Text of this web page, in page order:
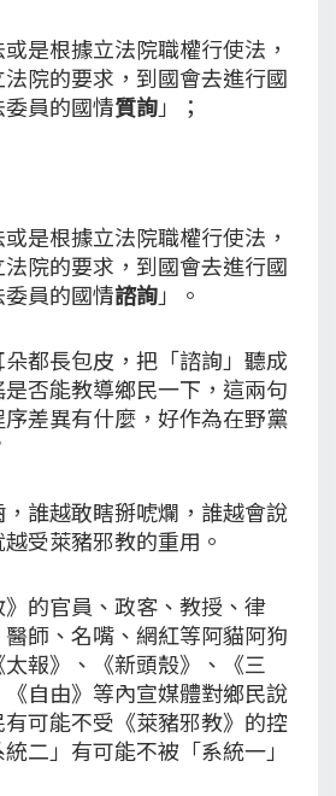
或是根據立法院職權行使法，
院的要求，到國會去進行國
員的國情質詢」；
或是根據立法院職權行使法，
院的要求，到國會去進行國
員的國情諮詢」。
都長包皮，把「諮詢」聽成
是否能教導鄉民一下，這兩句
差異有什麼，好作為在野黨
誰越敢瞎掰唬爛，誰越會說
越受萊豬邪教的重用。
的官員、政客、教授、律
師、名嘴、網紅等阿貓阿狗
報》、《新頭殼》、《三
自由》等內宣媒體對鄉民說
有可能不受《萊豬邪教》的控
二」有可能不被「系統一」